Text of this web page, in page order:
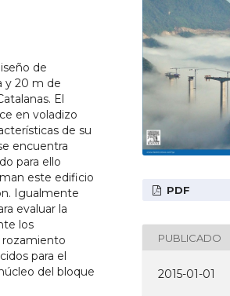
de
y 20 m de
El
en voladizo
de su
encuentra
para ello
este edificio
Igualmente
evaluar la
los
rozamiento
para el
del bloque
PDF
PUBLICADO
2015-01-01